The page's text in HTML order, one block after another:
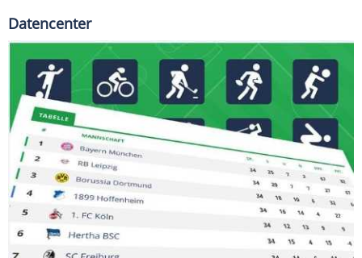
Datencenter